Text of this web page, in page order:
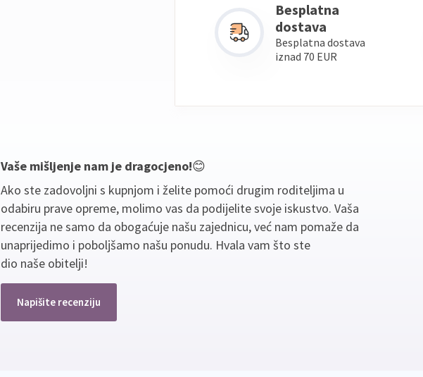
Besplatna
dostava
Besplatna dostava
iznad 70 EUR
Vaše mišljenje nam je dragocjeno!😊
Ako ste zadovoljni s kupnjom i želite pomoći drugim roditeljima u
odabiru prave opreme, molimo vas da podijelite svoje iskustvo. Vaša
recenzija ne samo da obogaćuje našu zajednicu, već nam pomaže da
unaprijedimo i poboljšamo našu ponudu. Hvala vam što ste
dio naše obitelji!
Napišite recenziju